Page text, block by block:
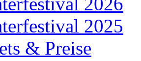
2025
& Preise